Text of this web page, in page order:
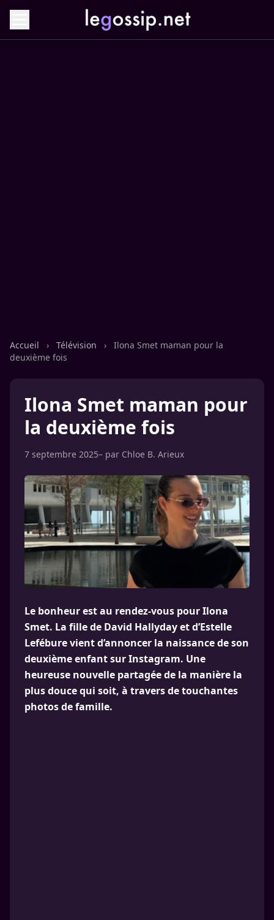
Accueil › Télévision ›
Ilona Smet maman pour la
deuxième fois
Ilona Smet maman pour
la deuxième fois
7 septembre 2025– par Chloe B. Arieux
Le bonheur est au rendez-vous pour Ilona
Smet. La fille de David Hallyday et d’Estelle
Lefébure vient d’annoncer la naissance de son
deuxième enfant sur Instagram. Une
heureuse nouvelle partagée de la manière la
plus douce qui soit, à travers de touchantes
photos de famille.